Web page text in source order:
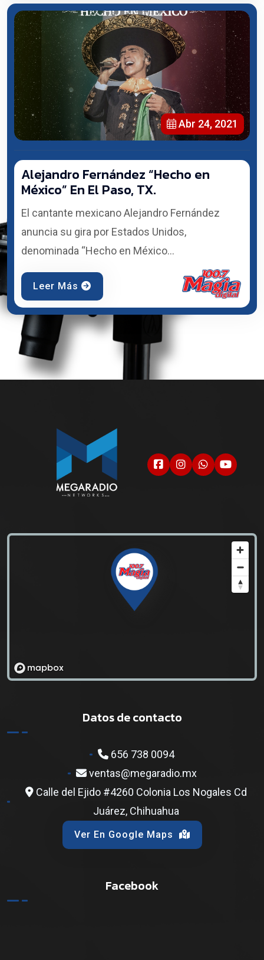
Abr 24, 2021
Alejandro Fernández “Hecho en
México” En El Paso, TX.
El cantante mexicano Alejandro Fernández
anuncia su gira por Estados Unidos,
denominada “Hecho en México...
Leer Más
Datos de contacto
656 738 0094
ventas@megaradio.mx
Calle del Ejido #4260 Colonia Los Nogales Cd
Juárez, Chihuahua
Ver En Google Maps
Facebook